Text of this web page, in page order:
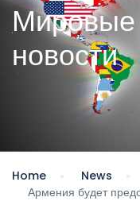
Мировые
новости
Home
News
Армения будет